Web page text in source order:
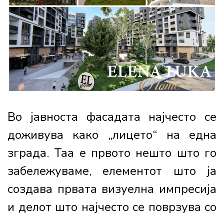
Во јавноста фасадата најчесто се
доживува како „лицето“ на една
зграда. Таа е првото нешто што го
забележуваме, елементот што ја
создава првата визуелна импресија
и делот што најчесто се поврзува со